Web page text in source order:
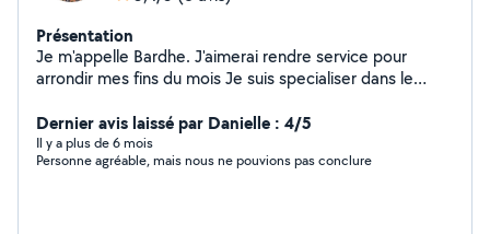
Présentation
Je m'appelle Bardhe. J'aimerai rendre service pour
arrondir mes fins du mois Je suis specialiser dans le
pourrais aussi vous venir en aide pour la garde des
enfants ou pour les personnes ageè .
Dernier avis laissé par Danielle : 4/5
Il y a plus de 6 mois
Personne agréable, mais nous ne pouvions pas conclure